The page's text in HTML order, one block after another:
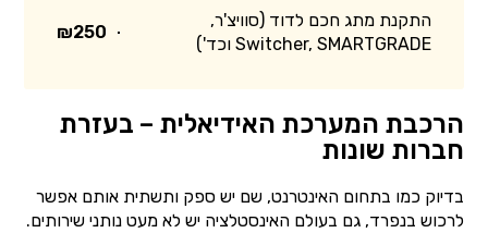
התקנת מתג חכם לדוד (סוויצ'ר,
Switcher, SMARTGRADE וכד')
₪250
הרכבת המערכת האידיאלית – בעזרת
חברות שונות
בדיוק כמו בתחום האינטרנט, שם יש ספק ותשתית אותם אפשר
לרכוש בנפרד, גם בעולם האינסטלציה יש לא מעט נותני שירותים.